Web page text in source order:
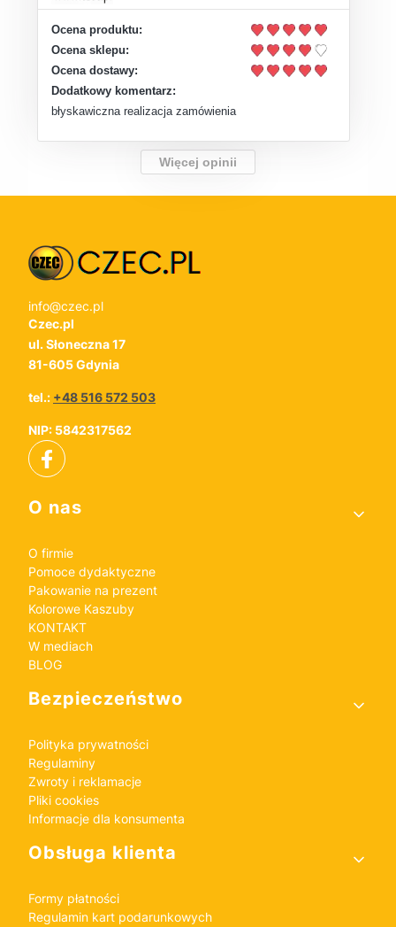
Ocena produktu:
Ocena sklepu:
Ocena dostawy:
Dodatkowy komentarz:
błyskawiczna realizacja zamówienia
Więcej opinii
info@czec.pl
Czec.pl
ul. Słoneczna 17
81-605 Gdynia
tel.: +48 516 572 503
NIP: 5842317562
Linki w stopce
O nas
O firmie
Pomoce dydaktyczne
Pakowanie na prezent
Kolorowe Kaszuby
KONTAKT
W mediach
BLOG
Bezpieczeństwo
Polityka prywatności
Regulaminy
Zwroty i reklamacje
Pliki cookies
Informacje dla konsumenta
Obsługa klienta
Formy płatności
Regulamin kart podarunkowych